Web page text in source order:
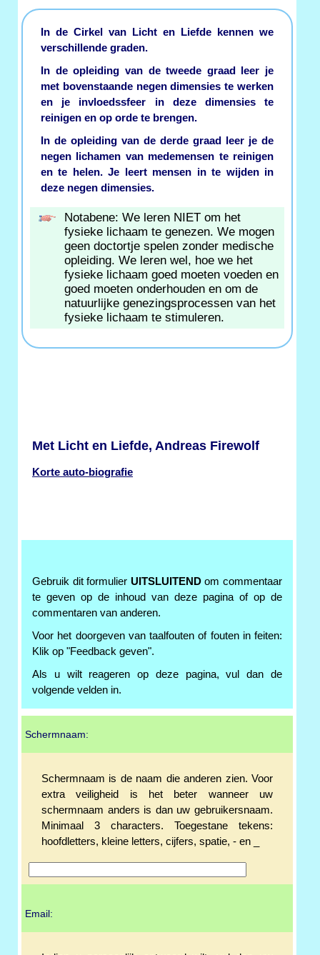
In de Cirkel van Licht en Liefde kennen we
verschillende graden.
In de opleiding van de tweede graad leer je
met bovenstaande negen dimensies te werken
en je invloedssfeer in deze dimensies te
reinigen en op orde te brengen.
In de opleiding van de derde graad leer je de
negen lichamen van medemensen te reinigen
en te helen. Je leert mensen in te wijden in
deze negen dimensies.
Notabene: We leren NIET om het
fysieke lichaam te genezen. We mogen
geen doctortje spelen zonder medische
opleiding. We leren wel, hoe we het
fysieke lichaam goed moeten voeden en
goed moeten onderhouden en om de
natuurlijke genezingsprocessen van het
fysieke lichaam te stimuleren.
Met Licht en Liefde, Andreas Firewolf
Korte auto-biografie
Gebruik dit formulier UITSLUITENDom commentaar
te geven op de inhoud van deze pagina of op de
commentaren van anderen.
Voor het doorgeven van taalfouten of fouten in feiten:
Klik op "Feedback geven".
Als u wilt reageren op deze pagina, vul dan de
volgende velden in.
Schermnaam:
Schermnaam is de naam die anderen zien. Voor
extra veiligheid is het beter wanneer uw
schermnaam anders is dan uw gebruikersnaam.
Minimaal 3 characters. Toegestane tekens:
hoofdletters, kleine letters, cijfers, spatie, - en _
Email: